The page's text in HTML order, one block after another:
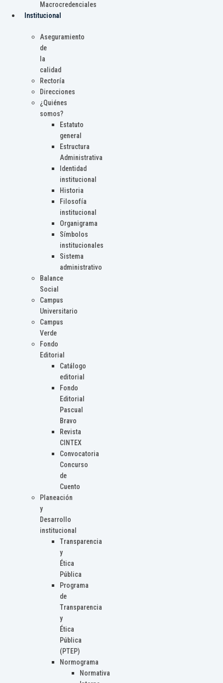
Macrocredenciales
Institucional
Aseguramiento
de
la
calidad
Rectoría
Direcciones
¿Quiénes
somos?
Estatuto
general
Estructura
Administrativa
Identidad
institucional
Historia
Filosofía
institucional
Organigrama
Símbolos
institucionales
Sistema
administrativo
Balance
Social
Campus
Universitario
Campus
Verde
Fondo
Editorial
Catálogo
editorial
Fondo
Editorial
Pascual
Bravo
Revista
CINTEX
Convocatoria
Concurso
de
Cuento
Planeación
y
Desarrollo
institucional
Transparencia
y
Ética
Pública
Programa
de
Transparencia
y
Ética
Pública
(PTEP)
Normograma
Normativa